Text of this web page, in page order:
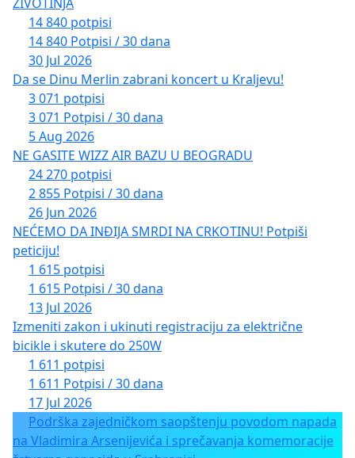
14 840 potpisi
14 840 Potpisi / 30 dana
30 Jul 2026
Da se Dinu Merlin zabrani koncert u Kraljevu!
3 071 potpisi
3 071 Potpisi / 30 dana
5 Aug 2026
NE GASITE WIZZ AIR BAZU U BEOGRADU
24 270 potpisi
2 855 Potpisi / 30 dana
26 Jun 2026
NEĆEMO DA INĐIJA SMRDI NA CRKOTINU! Potpiši
peticiju!
1 615 potpisi
1 615 Potpisi / 30 dana
13 Jul 2026
Izmeniti zakon i ukinuti registraciju za električne
bicikle i skutere do 250W
1 611 potpisi
1 611 Potpisi / 30 dana
17 Jul 2026
Podrška zajedničkom saopštenju povodom napada
na Vladimira Arsenijevića i sprečavanja komemoracije